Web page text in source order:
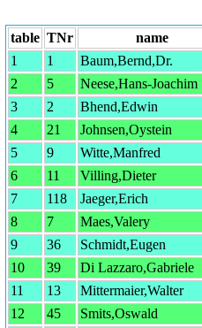
table TNr name
1
1 Baum,Bernd,Dr.
2
5 Neese,Hans-Joachim
3
2 Bhend,Edwin
4
21 Johnsen,Oystein
5
9 Witte,Manfred
6
11 Villing,Dieter
7
118 Jaeger,Erich
8
7 Maes,Valery
9
36 Schmidt,Eugen
10
39 Di Lazzaro,Gabriele
11
13 Mittermaier,Walter
12
45 Smits,Oswald